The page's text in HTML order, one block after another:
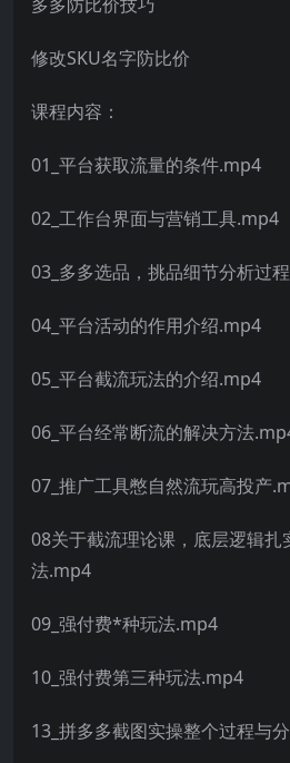
修改SKU名字防比价
课程内容：
01_平台获取流量的条件.mp4
02_工作台界面与营销工具.mp4
03_多多选品，挑品细节分析过
04_平台活动的作用介绍.mp4
05_平台截流玩法的介绍.mp4
06_平台经常断流的解决方法
07_推广工具憋自然流玩高投产
08关于截流理论课，底层逻辑扎
法.mp4
09_强付费*种玩法.mp4
10_强付费第三种玩法.mp4
13_拼多多截图实操整个过程与